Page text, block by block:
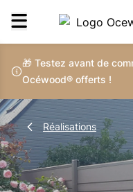
🎁 Testez avant de
Océwood® offerts !
Réalisations